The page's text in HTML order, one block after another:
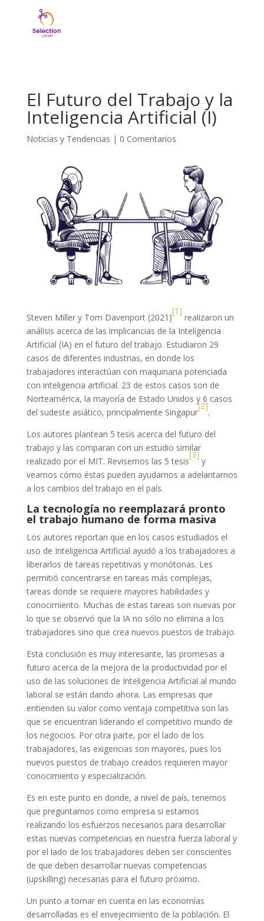
El Futuro del Trabajo y la
Inteligencia Artificial (I)
Noticias y Tendencias | 0 Comentarios
Steven Miller y Tom Davenport (2021)
[1]
realizaron un
análisis acerca de las implicancias de la Inteligencia
Artificial (IA) en el futuro del trabajo. Estudiaron 29
casos de diferentes industrias, en donde los
trabajadores interactúan con maquinaria potenciada
con inteligencia artificial. 23 de estos casos son de
Norteamérica, la mayoría de Estado Unidos y 6 casos
del sudeste asiático, principalmente Singapur
[2]
.
Los autores plantean 5 tesis acerca del futuro del
trabajo y las comparan con un estudio similar
realizado por el MIT. Revisemos las 5 tesis
[3]
y
veamos cómo éstas pueden ayudarnos a adelantarnos
a los cambios del trabajo en el país.
La tecnología no reemplazará pronto
el trabajo humano de forma masiva
Los autores reportan que en los casos estudiados el
uso de Inteligencia Artificial ayudó a los trabajadores a
liberarlos de tareas repetitivas y monótonas. Les
permitió concentrarse en tareas más complejas,
tareas donde se requiere mayores habilidades y
conocimiento. Muchas de estas tareas son nuevas por
lo que se observó que la IA no sólo no elimina a los
trabajadores sino que crea nuevos puestos de trabajo.
Esta conclusión es muy interesante, las promesas a
futuro acerca de la mejora de la productividad por el
uso de las soluciones de Inteligencia Artificial al mundo
laboral se están dando ahora. Las empresas que
entienden su valor como ventaja competitiva son las
que se encuentran liderando el competitivo mundo de
los negocios. Por otra parte, por el lado de los
trabajadores, las exigencias son mayores, pues los
nuevos puestos de trabajo creados requieren mayor
conocimiento y especialización.
Es en este punto en donde, a nivel de país, tenemos
que preguntarnos como empresa si estamos
realizando los esfuerzos necesarios para desarrollar
estas nuevas competencias en nuestra fuerza laboral y
por el lado de los trabajadores deben ser conscientes
de que deben desarrollar nuevas competencias
(upskilling) necesarias para el futuro próximo.
Un punto a tomar en cuenta en las economías
desarrolladas es el envejecimiento de la población. El